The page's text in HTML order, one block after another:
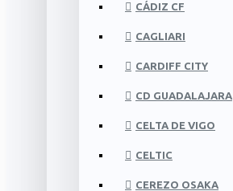
CÁDIZ CF
CAGLIARI
CARDIFF CITY
CD GUADALAJARA
CELTA DE VIGO
CELTIC
CEREZO OSAKA